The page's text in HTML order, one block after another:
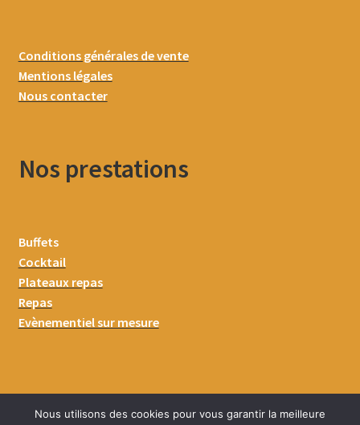
Conditions générales de vente
Mentions légales
Nous contacter
Nos prestations
Buffets
Cocktail
Plateaux repas
Repas
Evènementiel sur mesure
Nous utilisons des cookies pour vous garantir la meilleure